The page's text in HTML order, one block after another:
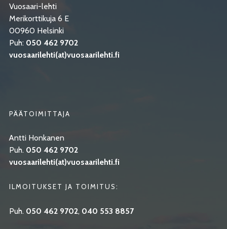
Vuosaari-lehti
Merikorttikuja 6 E
00960 Helsinki
Puh: 050 462 9702
vuosaarilehti(at)vuosaarilehti.fi
PÄÄTOIMITTAJA
Antti Honkanen
Puh. 050 462 9702
vuosaarilehti(at)vuosaarilehti.fi
ILMOITUKSET JA TOIMITUS:
Puh. 050 462 9702, 040 553 8857